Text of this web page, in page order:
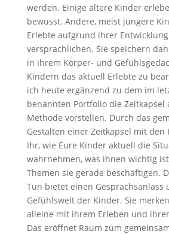
werden. Einige ältere Kinder
bewusst. Andere, meist jüngere
Erlebte aufgrund ihrer
versprachlichen. Sie speichern
in ihrem Körper- und
Kindern das aktuell Erlebte zu
ich heute ergänzend zu dem im
benannten Portfolio die Zeitkapsel
Methode vorstellen. Durch das
Gestalten einer Zeitkapsel mit
Ihr, wie Eure Kinder aktuell die
wahrnehmen, was ihnen wichtig
Themen sie gerade beschäftigen.
Tun bietet einen Gesprächsanlass
Gefühlswelt der Kinder. Sie
alleine mit ihrem Erleben und
Das eröffnet Raum zum